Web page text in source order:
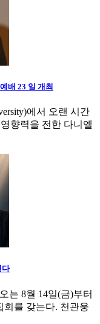
배 23 일 개최
에서 오랜 시간
향력을 전한 다니엘
다
는 8월 14일(금)부터
회를 갖는다. 천관웅